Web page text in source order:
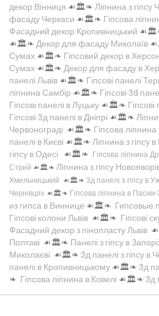
декор Вінниця ☙🏛️❧ Ліпнина з гіпсу
фасаду Черкаси ☙🏛️❧ Гіпсова
Фасадний декор Кропивницький
☙🏛️❧ Декор для фасаду Миколаїв
Сумах ☙🏛️❧ Гіпсовий декор в
Сумах ☙🏛️❧ Декор для фасаду в
панелі Львів ☙🏛️❧ Гіпсові панелі
ліпнина Самбір ☙🏛️❧ Гіпсові 3d
Гіпсові панелі в Луцьку ☙🏛️❧
Гіпсові 3д панелі в Дніпрі ☙🏛️❧
Червонограді ☙🏛️❧ Гіпсова
панелі в Києві ☙🏛️❧ Ліпнина з гіпсу
гіпсу в Одесі ☙🏛️❧ Гіпсова ліпнина
Стрий ☙🏛️❧ Ліпнина з гіпсу
Хмельницький ☙🏛️❧ 3д панелі з гіпсу в
Чернівцях ☙🏛️❧ Гіпсова ліпнина в Пасіки-
из гипса в Виннице ☙🏛️❧ Гипсовые
Гіпсові колони Львів ☙🏛️❧ Гіпсові
Фасадний декор з пінопласту Львів
Полтаві ☙🏛️❧ Панелі з гіпсу в
Миколаєві ☙🏛️❧ 3д панелі з гіпсу в
панелі в Кропивницькому ☙🏛️❧ 3д
❧ Гіпсова ліпнина в Ковелі ☙🏛️❧ 3д